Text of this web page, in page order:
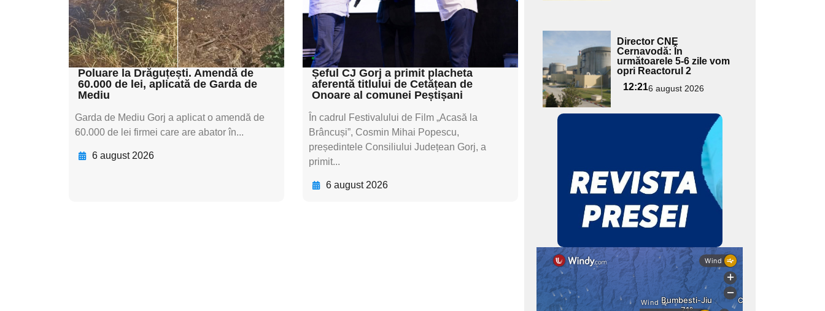
textul pentru
subtitluAdaugă aici
textul pentru subti
Poluare la Drăguțești. Amendă de
60.000 de lei, aplicată de Garda de
Mediu
Garda de Mediu Gorj a aplicat o amendă de
60.000 de lei firmei care are abator în...
6 august 2026
textul pentru
subtitluAdaugă aici
textul pentru subti
Șeful CJ Gorj a primit placheta
aferentă titlului de Cetățean de
Onoare al comunei Peștișani
În cadrul Festivalului de Film „Acasă la
Brâncuși”, Cosmin Mihai Popescu,
președintele Consiliului Județean Gorj, a
primit...
6 august 2026
Adaugă
aici textul
pentru
subtitlu
Director CNE
Cernavodă: În
următoarele 5-6 zile vom
opri Reactorul 2
12:216 august 2026